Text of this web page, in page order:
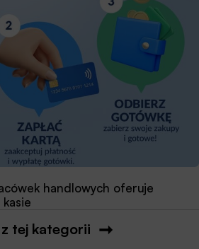
handlowych oferuje
tej kategorii